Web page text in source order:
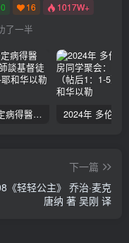
0 16 1017W+
了一半
基督徒不一定病得醫治？寇紹恩牧師談基督徒的醫治與盼望
下一篇
《轻轻公主》 乔治·麦克
唐纳 著 吴刚 译